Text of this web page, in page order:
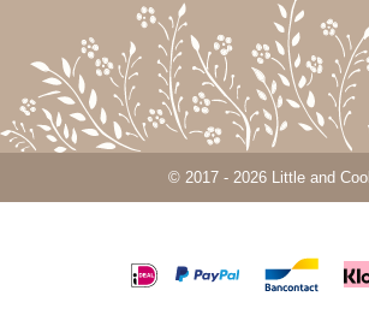
© 2017 - 2026 Little and Cool